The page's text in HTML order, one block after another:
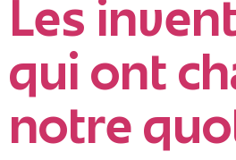
Les
qui ont
notre